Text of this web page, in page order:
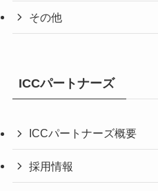
その他
ICCパートナーズ
ICCパートナーズ概要
採用情報